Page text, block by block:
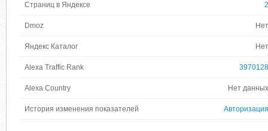
Страниц в Яндексе 2
Dmoz Нет
Яндекс Каталог Нет
Alexa Traffic Rank 3970128
Alexa Country Нет данных
История изменения показателей Авторизация